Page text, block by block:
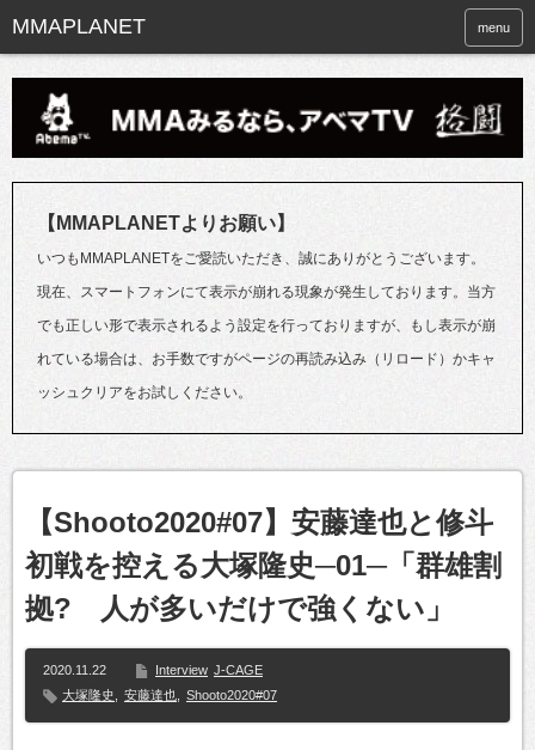
menu
【MMAPLANETよりお願い】
いつもMMAPLANETをご愛読いただき、誠にありがとうございます。
現在、スマートフォンにて表示が崩れる現象が発生しております。当方
でも正しい形で表示されるよう設定を行っておりますが、もし表示が崩
れている場合は、お手数ですがページの再読み込み（リロード）かキャ
ッシュクリアをお試しください。
【Shooto2020#07】安藤達也と修斗
初戦を控える大塚隆史─01─「群雄割
拠? 人が多いだけで強くない」
2020.11.22 Interview J-CAGE
大塚隆史
安藤達也 Shooto2020#07